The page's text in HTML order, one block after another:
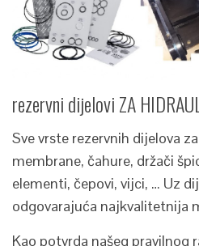
rezervni dijelovi ZA
Sve vrste rezervnih dijelova
membrane, čahure, držači
elementi, čepovi, vijci, … Uz
odgovarajuća najkvalitetnija
Kao potvrda našeg pravilnog